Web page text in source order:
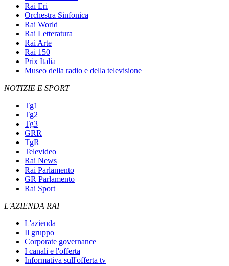
Rai Eri
Orchestra Sinfonica
Rai World
Rai Letteratura
Rai Arte
Rai 150
Prix Italia
Museo della radio e della televisione
NOTIZIE E SPORT
Tg1
Tg2
Tg3
GRR
TgR
Televideo
Rai News
Rai Parlamento
GR Parlamento
Rai Sport
L'AZIENDA RAI
L'azienda
Il gruppo
Corporate governance
I canali e l'offerta
Informativa sull'offerta tv